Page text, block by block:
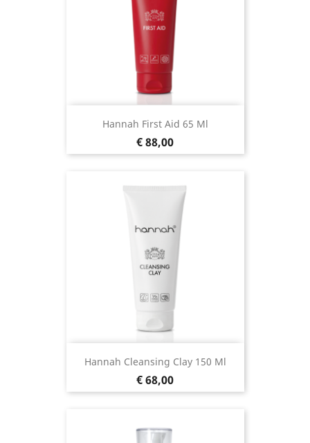
Hannah First Aid 65 Ml
Prijs
€ 88,00
Hannah Cleansing Clay 150 Ml
Prijs
€ 68,00